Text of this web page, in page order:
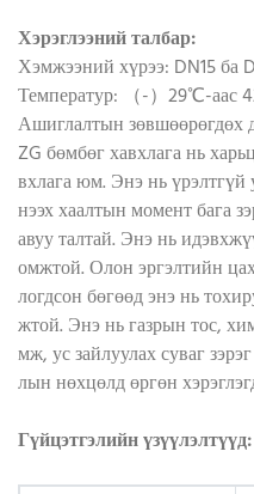
Хэрэглээний талбар:
Хэмжээний хүрээ: DN15 ба
Температур: （-）29℃-аас
Ашиглалтын зөвшөөрөгдөх
ZG бөмбөг хавхлага нь
вхлага юм. Энэ нь үрэлтгүй
нээх хаалтын момент бага
авуу талтай. Энэ нь
омжтой. Олон эргэлтийн
логдсон бөгөөд энэ нь
жтой. Энэ нь газрын тос,
мж, ус зайлуулах суваг
лын нөхцөлд өргөн
Гүйцэтгэлийн үзүүлэлтүүд: